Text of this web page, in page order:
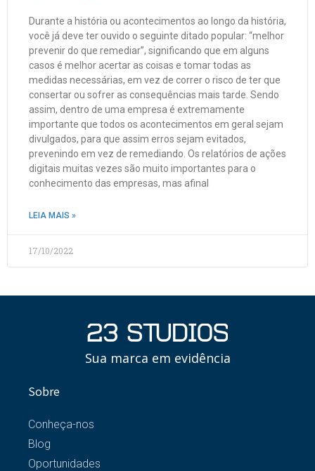
Durante a história ou acontecimentos ao longo da história,
você já deve ter ouvido o seguinte ditado popular: “melhor
prevenir do que remediar”, significando que em alguns
casos é melhor acertar as coisas e tomar todas as
medidas necessárias, em vez de correr o risco de ter que
consertar ou sofrer as consequências mais tarde. Sendo
assim, dentro de uma empresa é extremamente
importante que todos os acontecimentos em geral sejam
divulgados, para que assim erros sejam evitados,
prevenindo em vez de remediando. Os relatórios de ações
digitais muitas vezes são muito importantes para o
conhecimento das empresas, mas afinal
LEIA MAIS »
17/10/2022
Sua marca em evidência
Sobre
Conheça-nos
Blog
Oportunidades